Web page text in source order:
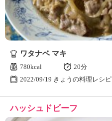
ワタナベ マキ
780kcal
20分
2022/09/19 きょうの料理レシピ
ハッシュドビーフ